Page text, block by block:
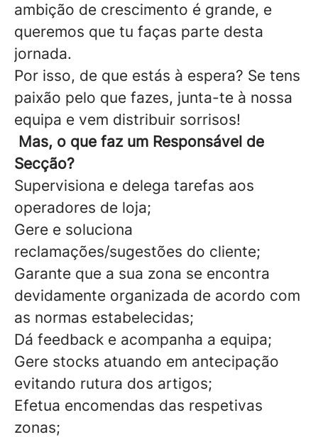
ambição de crescimento é grande, e
queremos que tu faças parte desta
jornada.
Por isso, de que estás à espera? Se tens
paixão pelo que fazes, junta-te à nossa
equipa e vem distribuir sorrisos!
Mas, o que faz um Responsável de
Secção?
Supervisiona e delega tarefas aos
operadores de loja;
Gere e soluciona
reclamações/sugestões do cliente;
Garante que a sua zona se encontra
devidamente organizada de acordo com
as normas estabelecidas;
Dá feedback e acompanha a equipa;
Gere stocks atuando em antecipação
evitando rutura dos artigos;
Efetua encomendas das respetivas
zonas;